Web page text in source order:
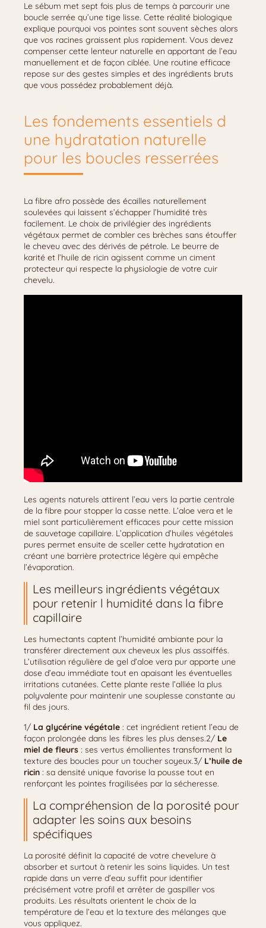
Le sébum met sept fois plus de temps à parcourir une
boucle serrée qu’une tige lisse. Cette réalité biologique
explique pourquoi vos pointes sont souvent sèches alors
que vos racines graissent plus rapidement. Vous devez
compenser cette lenteur naturelle en apportant de l’eau
manuellement et de façon ciblée. Une routine efficace
repose sur des gestes simples et des ingrédients bruts
que vous possédez probablement déjà.
Les fondements essentiels d
une hydratation naturelle
pour les boucles resserrées
La fibre afro possède des écailles naturellement
soulevées qui laissent s’échapper l’humidité très
facilement. Le choix de privilégier des ingrédients
végétaux permet de combler ces brèches sans étouffer
le cheveu avec des dérivés de pétrole. Le beurre de
karité et l’huile de ricin agissent comme un ciment
protecteur qui respecte la physiologie de votre cuir
chevelu.
Les agents naturels attirent l’eau vers la partie centrale
de la fibre pour stopper la casse nette. L’aloe vera et le
miel sont particulièrement efficaces pour cette mission
de sauvetage capillaire. L’application d’huiles végétales
pures permet ensuite de sceller cette hydratation en
créant une barrière protectrice légère qui empêche
l’évaporation.
Les meilleurs ingrédients végétaux
pour retenir l humidité dans la fibre
capillaire
Les humectants captent l’humidité ambiante pour la
transférer directement aux cheveux les plus assoiffés.
L’utilisation régulière de gel d’aloe vera pur apporte une
dose d’eau immédiate tout en apaisant les éventuelles
irritations cutanées. Cette plante reste l’alliée la plus
polyvalente pour maintenir une souplesse constante au
fil des jours.
1/ La glycérine végétale : cet ingrédient retient l’eau de
façon prolongée dans les fibres les plus denses.2/ Le
miel de fleurs : ses vertus émollientes transforment la
texture des boucles pour un toucher soyeux.3/ L’huile de
ricin : sa densité unique favorise la pousse tout en
renforçant les pointes fragilisées par la sécheresse.
La compréhension de la porosité pour
adapter les soins aux besoins
spécifiques
La porosité définit la capacité de votre chevelure à
absorber et surtout à retenir les soins liquides. Un test
rapide dans un verre d’eau suffit pour identifier
précisément votre profil et arrêter de gaspiller vos
produits. Les résultats orientent le choix de la
température de l’eau et la texture des mélanges que
vous appliquez.